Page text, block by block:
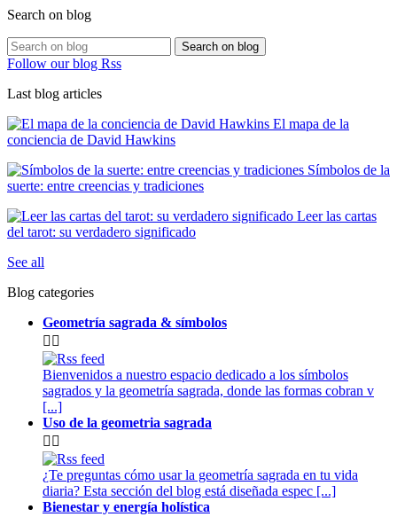
Search on blog
Search on blog
Follow our blog Rss
Last blog articles
El mapa de la
conciencia de David Hawkins
Símbolos de la
suerte: entre creencias y tradiciones
Leer las cartas
del tarot: su verdadero significado
See all
Blog categories
Geometría sagrada & símbolos
 
Bienvenidos a nuestro espacio dedicado a los símbolos
sagrados y la geometría sagrada, donde las formas cobran v
[...]
Uso de la geometria sagrada
 
¿Te preguntas cómo usar la geometría sagrada en tu vida
diaria? Esta sección del blog está diseñada espec [...]
Bienestar y energía holística